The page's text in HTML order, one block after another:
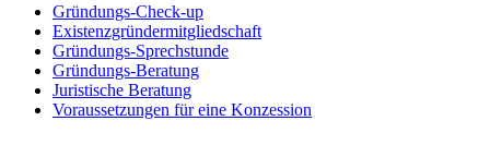
Gründungs-Check-up
Existenzgründermitgliedschaft
Gründungs-Sprechstunde
Gründungs-Beratung
Juristische Beratung
Voraussetzungen für eine Konzession